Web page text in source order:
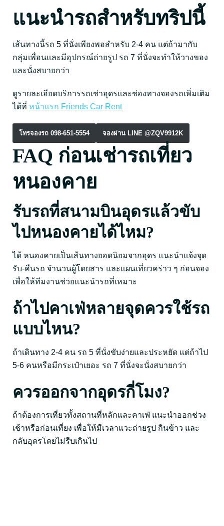
แนะนำรถสำหรับทริปนี้
เส้นทางนี้รถ 5 ที่นั่งเพียงพอสำหรับ 2-4 คน แต่ถ้ามากับ
กลุ่มเพื่อนและมีอุปกรณ์ถ่ายรูป รถ 7 ที่นั่งจะทำให้วางของ
และนั่งสบายกว่า
ดูรายละเอียดบริการรถเช่าอุดรและช่องทางจองรถเพิ่มเติม
ได้ที่ หน้าแรก Friends Car Rent
โทรจองรถ 098-651-5554 จองผ่าน LINE @ZQV9912K
FAQ ก่อนเช่ารถเที่ยว
หนองคาย
รับรถที่สนามบินอุดรแล้วขับ
ไปหนองคายได้ไหม?
ได้ หนองคายเป็นเส้นทางยอดนิยมจากอุดร แนะนำแจ้งจุด
รับ-คืนรถ จำนวนผู้โดยสาร และแผนเที่ยวคร่าว ๆ ก่อนจอง
เพื่อให้ทีมงานช่วยแนะนำรถที่เหมาะ
ถ้าไปคาเฟ่หลายจุดควรใช้รถ
แบบไหน?
ถ้าเดินทาง 2-4 คน รถ 5 ที่นั่งขับง่ายและประหยัด แต่ถ้าไป
5-6 คนหรือมีกระเป๋าเยอะ รถ 7 ที่นั่งจะนั่งสบายกว่า
ควรออกจากอุดรกี่โมง?
ถ้าต้องการเที่ยวทั้งสถานที่หลักและคาเฟ่ แนะนำออกช่วง
เช้าหรือก่อนเที่ยง เพื่อให้มีเวลาแวะถ่ายรูป กินข้าว และ
กลับอุดรโดยไม่รีบเกินไป